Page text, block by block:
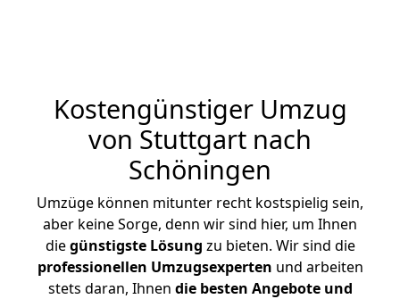
Kostengünstiger Umzug
von Stuttgart nach
Schöningen
Umzüge können mitunter recht kostspielig sein,
aber keine Sorge, denn wir sind hier, um Ihnen
diegünstigste Lösung zu bieten. Wir sind die
professionellen Umzugsexperten und arbeiten
stets daran, Ihnen die besten Angebote und